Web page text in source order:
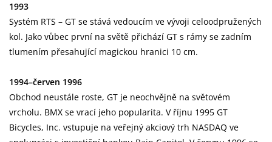
1993
Systém RTS – GT se stává vedoucím ve vývoji celoodpružených
kol. Jako vůbec první na světě přichází GT s rámy se zadním
tlumením přesahující magickou hranici 10 cm.
1994–červen 1996
Obchod neustále roste, GT je neochvějně na světovém
vrcholu. BMX se vrací jeho popularita. V říjnu 1995 GT
Bicycles, Inc. vstupuje na veřejný akciový trh NASDAQ ve